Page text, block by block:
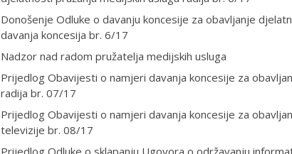
Donošenje Odluke o davanju koncesije za obavljanje
davanja koncesija br. 6/17
Nadzor nad radom pružatelja medijskih usluga
Prijedlog Obavijesti o namjeri davanja koncesije za
radija br. 07/17
Prijedlog Obavijesti o namjeri davanja koncesije za
televizije br. 08/17
Prijedlog Odluke o sklapanju Ugovora o održavanju